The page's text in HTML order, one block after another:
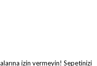
izin vermeyin! Sepetinizi